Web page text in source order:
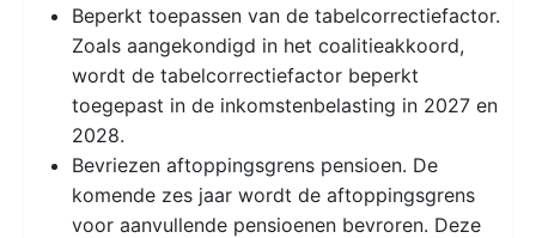
Beperkt toepassen van de tabelcorrectiefactor.
Zoals aangekondigd in het coalitieakkoord,
wordt de tabelcorrectiefactor beperkt
toegepast in de inkomstenbelasting in 2027 en
2028.
Bevriezen aftoppingsgrens pensioen. De
komende zes jaar wordt de aftoppingsgrens
voor aanvullende pensioenen bevroren. Deze